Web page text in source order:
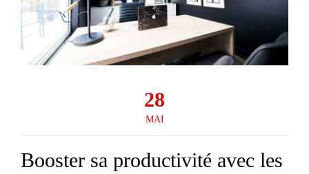
28
MAI
Booster sa productivité avec les